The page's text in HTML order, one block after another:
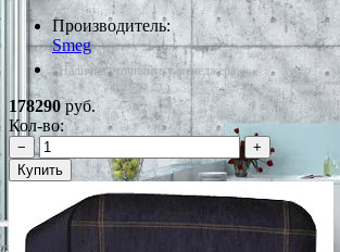
Производитель:
Smeg
*Наличие уточняйте у менеджера
178290руб.
Кол-во:
−
+
Купить